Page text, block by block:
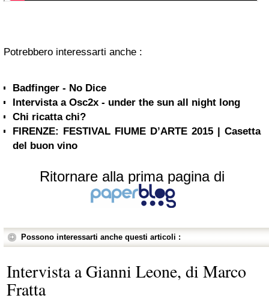
Potrebbero interessarti anche :
Badfinger - No Dice
Intervista a Osc2x - under the sun all night long
Chi ricatta chi?
FIRENZE: FESTIVAL FIUME D’ARTE 2015 | Casetta
del buon vino
Ritornare alla prima pagina di
Possono interessarti anche questi articoli :
Intervista a Gianni Leone, di Marco
Fratta